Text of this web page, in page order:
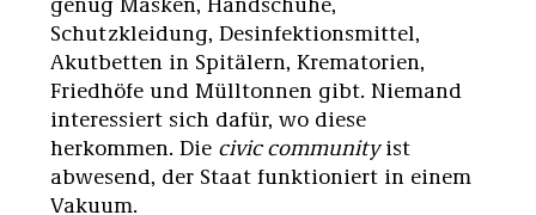
Schutzkleidung, Desinfektionsmittel,
Akutbetten in Spitälern, Krematorien,
Friedhöfe und Mülltonnen gibt. Niemand
interessiert sich dafür, wo diese
herkommen. Die civic communityist
abwesend, der Staat funktioniert in einem
Vakuum.